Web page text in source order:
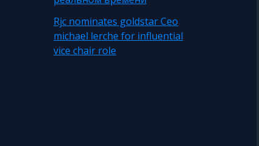
Rjc nominates goldstar Ceo
michael lerche for influential
vice chair role